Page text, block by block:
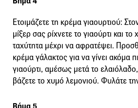
Ετοιμάζετε τη κρέμα γιαουρτιού:
μίξερ σας ρίχνετε το γιαούρτι και
ταχύτητα μέχρι να αφρατέψει.
κρέμα γάλακτος για να γίνει ακόμα
γιαούρτι, αμέσως μετά το ελαιόλαδο,
βάζετε το χυμό λεμονιού. Φυλάτε